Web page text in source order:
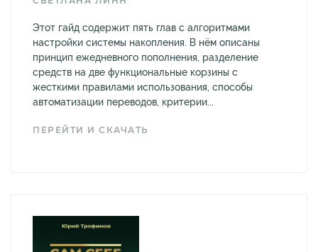
Этот гайд содержит пять глав с алгоритмами
настройки системы накопления. В нём описаны
принцип ежедневного пополнения, разделение
средств на две функциональные корзины с
жесткими правилами использования, способы
автоматизации переводов, критерии...
ПЕРЕЙТИ И СКАЧАТЬ